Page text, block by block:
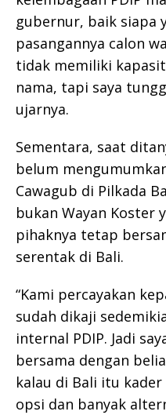
gubernur, baik siapa
pasangannya calon
tidak memiliki
nama, tapi saya
ujarnya.
Sementara, saat
belum
Cawagub di Pilkada
bukan Wayan Koster
pihaknya tetap
serentak di Bali.
“Kami percayakan
sudah dikaji
internal PDIP. Jadi
bersama dengan
kalau di Bali itu kader
opsi dan banyak